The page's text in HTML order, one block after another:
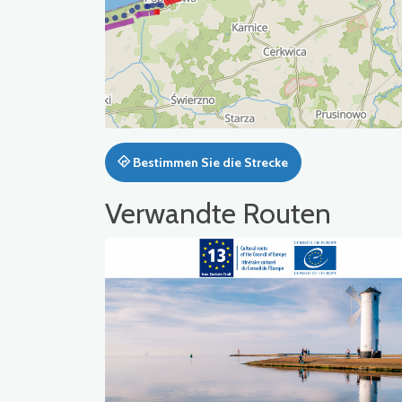
Bestimmen Sie die Strecke
Verwandte Routen